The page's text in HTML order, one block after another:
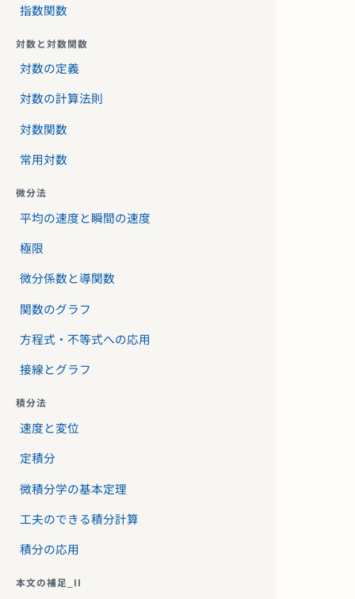
指数関数
対数と対数関数
対数の定義
対数の計算法則
対数関数
常用対数
微分法
平均の速度と瞬間の速度
極限
微分係数と導関数
関数のグラフ
方程式・不等式への応用
接線とグラフ
積分法
速度と変位
定積分
微積分学の基本定理
工夫のできる積分計算
積分の応用
本文の補足_II